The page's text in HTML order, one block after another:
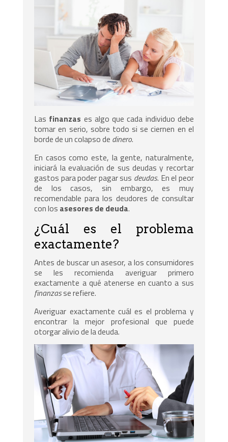
Las finanzas es algo que cada individuo debe
tomar en serio, sobre todo si se ciernen en el
borde de un colapso de dinero.
En casos como este, la gente, naturalmente,
iniciará la evaluación de sus deudas y recortar
gastos para poder pagar sus deudas. En el peor
de los casos, sin embargo, es muy
recomendable para los deudores de consultar
con los asesores de deuda.
¿Cuál es el problema
exactamente?
Antes de buscar un asesor, a los consumidores
se les recomienda averiguar primero
exactamente a qué atenerse en cuanto a sus
finanzasse refiere.
Averiguar exactamente cuál es el problema y
encontrar la mejor profesional que puede
otorgar alivio de la deuda.